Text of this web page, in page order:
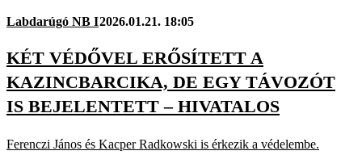
Labdarúgó NB I2026.01.21. 18:05
KÉT VÉDŐVEL ERŐSÍTETT A
KAZINCBARCIKA, DE EGY TÁVOZÓT
IS BEJELENTETT – HIVATALOS
Ferenczi János és Kacper Radkowski is érkezik a védelembe.